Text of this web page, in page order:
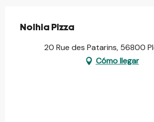
Nolhia Pizza
20 Rue des Patarins, 56800
Cómo llegar